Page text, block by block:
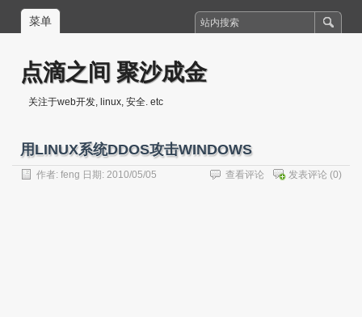
菜单
点滴之间 聚沙成金
关注于web开发, linux, 安全. etc
用LINUX系统DDOS攻击WINDOWS
作者: feng 日期: 2010/05/05 发表评论 (0)
查看评论